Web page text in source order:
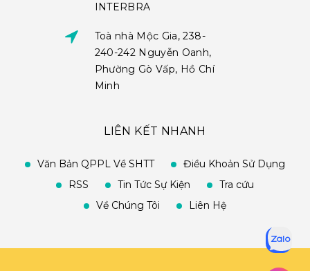
INTERBRA
Toà nhà Mộc Gia, 238-
240-242 Nguyễn Oanh,
Phường Gò Vấp, Hồ Chí
Minh
LIÊN KẾT NHANH
Văn Bản QPPL Về SHTT
Điều Khoản Sử Dụng
RSS
Tin Tức Sự Kiện
Tra cứu
Về Chúng Tôi
Liên Hệ